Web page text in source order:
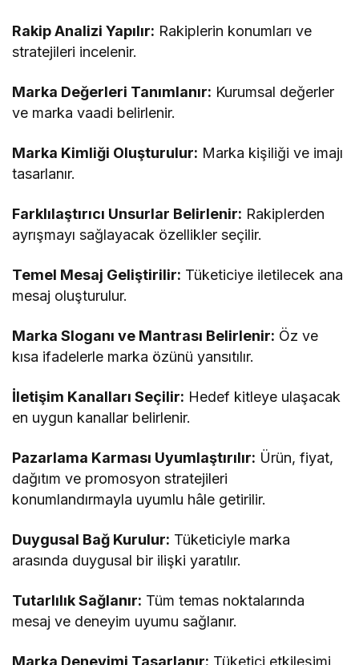
Rakip Analizi Yapılır: Rakiplerin konumları ve
stratejileri incelenir.
Marka Değerleri Tanımlanır: Kurumsal değerler
ve marka vaadi belirlenir.
Marka Kimliği Oluşturulur: Marka kişiliği ve imajı
tasarlanır.
Farklılaştırıcı Unsurlar Belirlenir: Rakiplerden
ayrışmayı sağlayacak özellikler seçilir.
Temel Mesaj Geliştirilir: Tüketiciye iletilecek ana
mesaj oluşturulur.
Marka Sloganı ve Mantrası Belirlenir: Öz ve
kısa ifadelerle marka özünü yansıtılır.
İletişim Kanalları Seçilir: Hedef kitleye ulaşacak
en uygun kanallar belirlenir.
Pazarlama Karması Uyumlaştırılır: Ürün, fiyat,
dağıtım ve promosyon stratejileri
konumlandırmayla uyumlu hâle getirilir.
Duygusal Bağ Kurulur: Tüketiciyle marka
arasında duygusal bir ilişki yaratılır.
Tutarlılık Sağlanır: Tüm temas noktalarında
mesaj ve deneyim uyumu sağlanır.
Marka Deneyimi Tasarlanır: Tüketici etkileşimi